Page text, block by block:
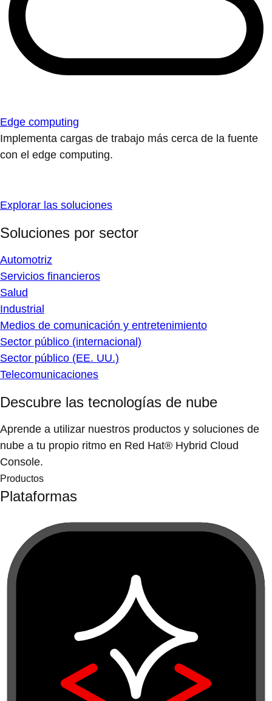
Edge computing
Implementa cargas de trabajo más cerca de la fuente
con el edge computing.
Explorar las soluciones
Soluciones por sector
Automotriz
Servicios financieros
Salud
Industrial
Medios de comunicación y entretenimiento
Sector público (internacional)
Sector público (EE. UU.)
Telecomunicaciones
Descubre las tecnologías de nube
Aprende a utilizar nuestros productos y soluciones de
nube a tu propio ritmo en Red Hat® Hybrid Cloud
Console.
Productos
Plataformas